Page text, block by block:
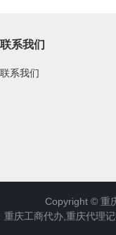
联系我们
联系我们
Copyright © 重
重庆工商代办,重庆代理